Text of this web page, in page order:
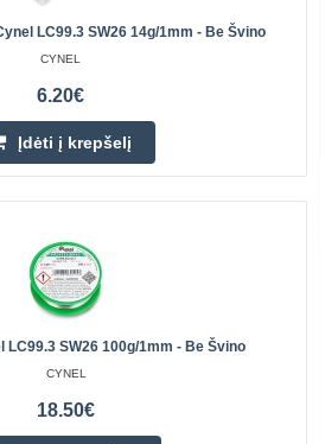
LC99.3 SW26 14g/1mm - Be Švino
CYNEL
6.20€
Įdėti į krepšelį
LC99.3 SW26 100g/1mm - Be Švino
CYNEL
18.50€